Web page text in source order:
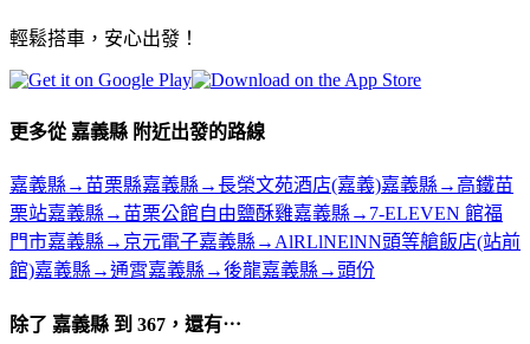
輕鬆搭車，安心出發！
更多從 嘉義縣 附近出發的路線
嘉義縣→苗栗縣嘉義縣→長榮文苑酒店(嘉義)嘉義縣→高鐵苗
栗站嘉義縣→苗栗公館自由鹽酥雞嘉義縣→7-ELEVEN 館福
門市嘉義縣→京元電子嘉義縣→AlRLlNElNN頭等艙飯店(站前
館)嘉義縣→通霄嘉義縣→後龍嘉義縣→頭份
除了 嘉義縣 到 367，還有⋯